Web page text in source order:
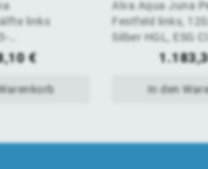
links
Cl
€
von
Alva Aqua Juna
Festfeld links,
Silber HGL, ESG Cl.
In den